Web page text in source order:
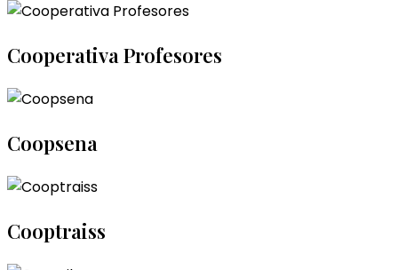
Cooperativa Profesores
Coopsena
Cooptraiss